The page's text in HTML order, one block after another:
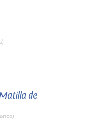
Matilla de